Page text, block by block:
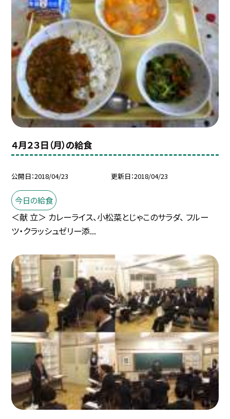
４月２３日（月）の給食
公開日 2018/04/23 更新日 2018/04/23
今日の給食
＜献 立＞ カレーライス、小松菜とじゃこのサラダ、 フルー
ツ・クラッシュゼリー添...